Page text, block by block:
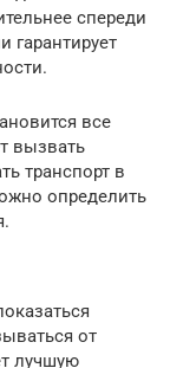
спереди
гарантирует
все
вызвать
транспорт в
определить
от
лучшую